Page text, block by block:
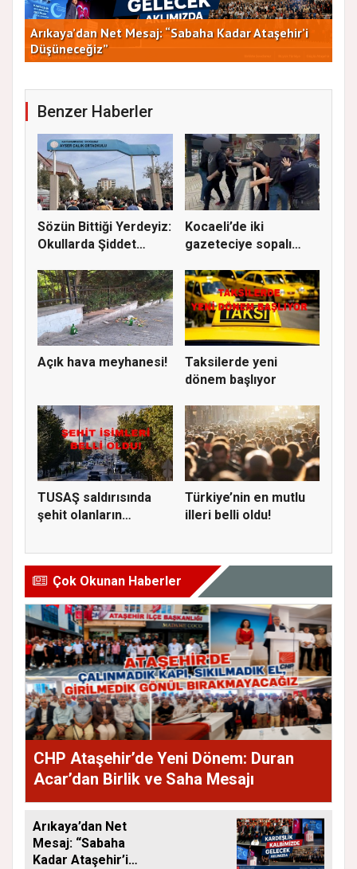
Arıkaya’dan Net Mesaj: “Sabaha Kadar Ataşehir’i
Düşüneceğiz”
Benzer Haberler
Sözün Bittiği Yerdeyiz:
Okullarda Şiddet
Kocaeli’de iki
gazeteciye sopalı
Açık hava meyhanesi!
Taksilerde yeni
dönem başlıyor
TUSAŞ saldırısında
şehit olanların
Türkiye’nin en mutlu
illeri belli oldu!
Çok Okunan Haberler
CHP Ataşehir’de Yeni Dönem: Duran
Acar’dan Birlik ve Saha Mesajı
Arıkaya’dan Net
Mesaj: “Sabaha
Kadar Ataşehir’i